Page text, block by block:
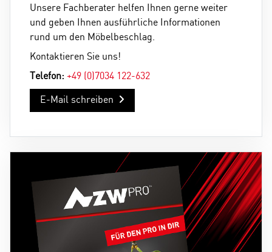
Unsere Fachberater helfen Ihnen gerne weiter
und geben Ihnen ausführliche Informationen
rund um den Möbelbeschlag.
Kontaktieren Sie uns!
Telefon: +49 (0)7034 122-632
E-Mail schreiben